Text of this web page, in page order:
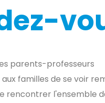
parents-professeurs
familles de se voir
rencontrer l'ensemble